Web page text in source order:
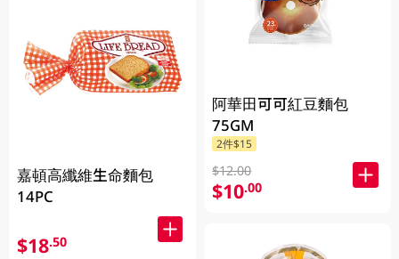
嘉頓高纖維生命麵包
14PC
$18.50
阿華田可可紅豆麵包
75GM
2件$15
$12.00
$10.00